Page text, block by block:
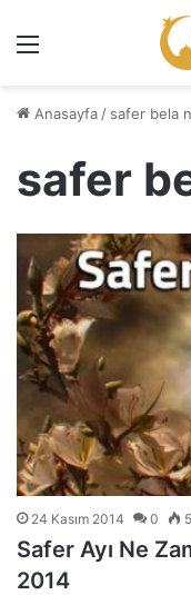
Anasayfa / safer bela
safer
24 Kasım 2014 0
Safer Ayı Ne
2014